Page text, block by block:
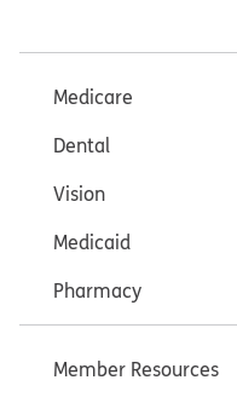
Medicare
Dental
Vision
Medicaid
Pharmacy
Member Resources